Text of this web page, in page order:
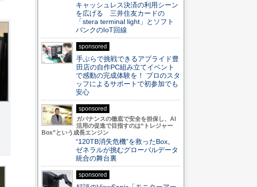
キャッシュレス決済の利用シーン
を広げる 三井住友カードの
「stera terminal light」とソフト
バンクのIoT回線
sponsored
手ぶらで挑戦できるアプライド豊
田店の自作PC組み立てイベント
で感動の完成体験を！ プロのスタ
ッフによるサポートで初参加でも
安心
sponsored
ガバナンスの徹底で安全を担保し、AI
活用の促進で目指すのは“トレジャー
Box”という成長エンジン
“120TB消失危機”を救ったBox。
ゼネラルが挑むグローバルデータ
統合の舞台裏
sponsored